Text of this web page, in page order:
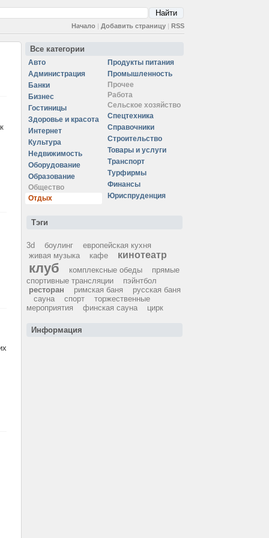
Начало | Добавить страницу | RSS
Все категории
Авто
Администрация
Банки
Бизнес
Гостиницы
Здоровье и красота
Интернет
Культура
Недвижимость
Оборудование
Образование
Общество
Отдых
Продукты питания
Промышленность
Прочее
Работа
Сельское хозяйство
Спецтехника
Справочники
Строительство
Товары и услуги
Транспорт
Турфирмы
Финансы
Юриспруденция
Тэги
3d боулинг
европейская кухня
живая музыка
кафе кинотеатр
клуб комплексные обеды
прямые
спортивные трансляции
пэйнтбол
ресторан
римская баня
русская баня
сауна
спорт
торжественные
мероприятия
финская сауна цирк
Информация